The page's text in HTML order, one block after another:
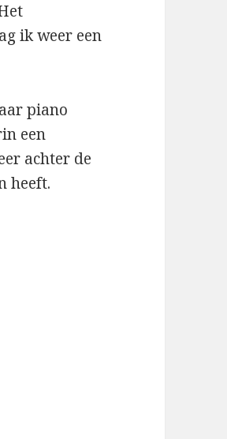
ik weer een
piano
een
achter de
heeft.